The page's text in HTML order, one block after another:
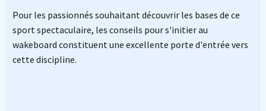
Pour les passionnés souhaitant découvrir les bases de ce
sport spectaculaire, les conseils pour s'initier au
wakeboard constituent une excellente porte d'entrée vers
cette discipline.